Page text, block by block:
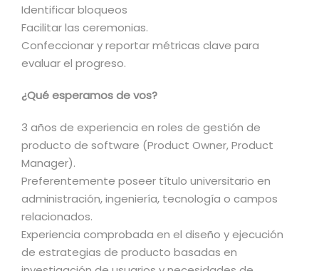
Identificar bloqueos
Facilitar las ceremonias.
Confeccionar y reportar métricas clave para
evaluar el progreso.
¿Qué esperamos de vos?
3 años de experiencia en roles de gestión de
producto de software (Product Owner, Product
Manager).
Preferentemente poseer título universitario en
administración, ingeniería, tecnología o campos
relacionados.
Experiencia comprobada en el diseño y ejecución
de estrategias de producto basadas en